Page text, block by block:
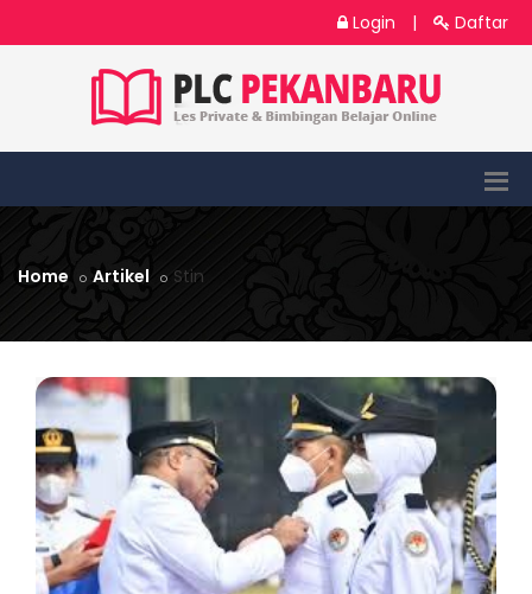
Login | Daftar
Home Artikel Stin